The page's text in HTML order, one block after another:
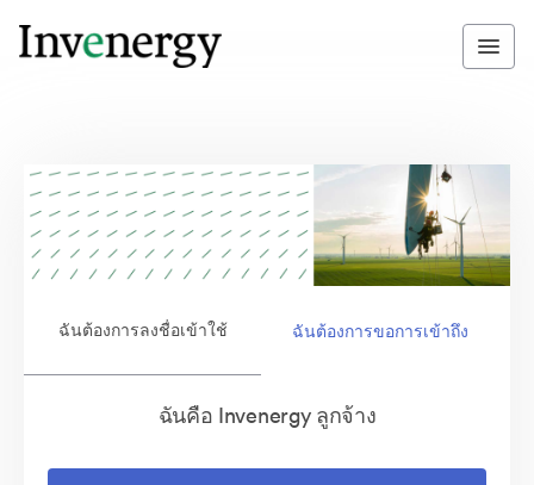
ฉันต้องการลงชื่อเข้าใช้ ฉันต้องการขอการเข้าถึง
ฉันคือ Invenergy ลูกจ้าง